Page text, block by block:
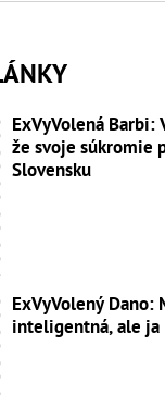
ExVyVolená Barbi:
že svoje súkromie
Slovensku
ExVyVolený
inteligentná, ale